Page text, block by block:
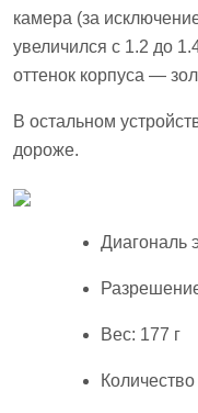
камера (за
увеличился с 1.2 до
оттенок корпуса —
В остальном
дороже.
Диагональ
Вес: 177 г